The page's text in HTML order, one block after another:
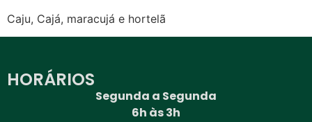
Caju, Cajá, maracujá e hortelã
HORÁRIOS
Segunda a Segunda
6h às 3h